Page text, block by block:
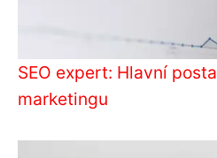
SEO expert: Hlavní
marketingu